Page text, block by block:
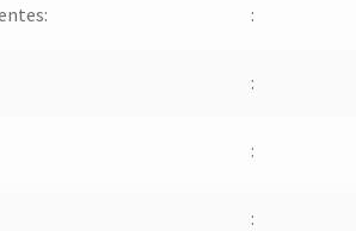
:
:
:
: